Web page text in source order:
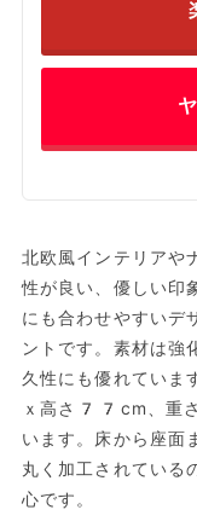
北欧風インテリアや
性が良い、優しい印
にも合わせやすいデ
ントです。素材は強
久性にも優れてい
ｘ高さ77cm、重
います。床から座
丸く加工されている
心です。